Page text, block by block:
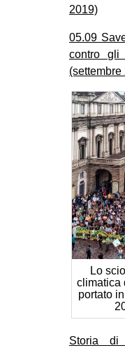
2019)
05.09
contro gli
(settembre
Lo
climatica
portato
Storia di